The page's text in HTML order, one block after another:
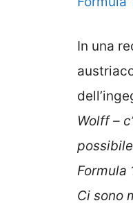
In una
Wolff –
Formula
Ci sono